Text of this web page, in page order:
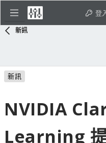
登
新訊
新訊
NVIDIA
Learning